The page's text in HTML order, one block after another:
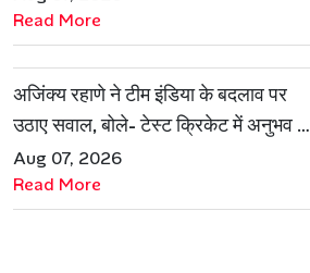
Read More
अजिंक्य रहाणे ने टीम इंडिया के बदलाव पर
उठाए सवाल, बोले- टेस्ट क्रिकेट में अनुभव की
जरूरत हमेशा रहेगी
Aug 07, 2026
Read More